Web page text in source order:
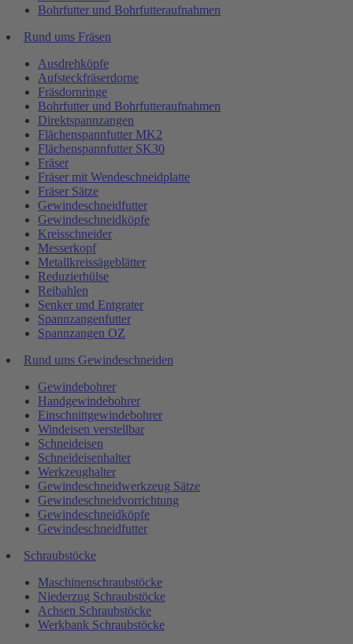
Bohrfutter und Bohrfutteraufnahmen
Rund ums Fräsen
Ausdrehköpfe
Aufsteckfräserdorne
Fräsdornringe
Bohrfutter und Bohrfutteraufnahmen
Direktspannzangen
Flächenspannfutter MK2
Flächenspannfutter SK30
Fräser
Fräser mit Wendeschneidplatte
Fräser Sätze
Gewindeschneidfutter
Gewindeschneidköpfe
Kreisschneider
Messerkopf
Metallkreissägeblätter
Reduzierhülse
Reibahlen
Senker und Entgrater
Spannzangenfutter
Spannzangen OZ
Rund ums Gewindeschneiden
Gewindebohrer
Handgewindebohrer
Einschnittgewindebohrer
Windeisen verstellbar
Schneideisen
Schneideisenhalter
Werkzeughalter
Gewindeschneidwerkzeug Sätze
Gewindeschneidvorrichtung
Gewindeschneidköpfe
Gewindeschneidfutter
Schraubstöcke
Maschinenschraubstöcke
Niederzug Schraubstöcke
Achsen Schraubstöcke
Werkbank Schraubstöcke